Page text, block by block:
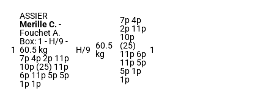
1
ASSIER
Merille C. -
Fouchet A.
Box: 1 - H/9 -
60.5 kg
7p 4p 2p 11p
10p (25) 11p
6p 11p 5p 5p
1p 1p
H/9
60.5
kg
7p 4p
2p 11p
10p
(25)
11p 6p
11p 5p
5p 1p
1p
1